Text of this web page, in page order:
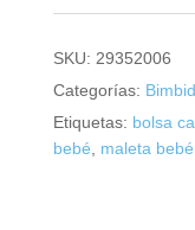
SKU: 29352006
Categorías:
Etiquetas: bolsa
bebé
maleta